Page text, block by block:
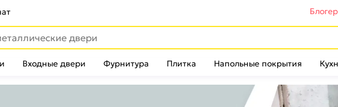
Входные двери Фурнитура Плитка Напольные покрытия